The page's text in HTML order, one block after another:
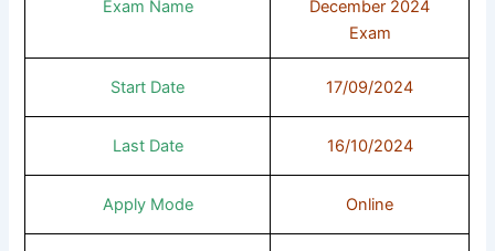
Exam Name
December 2024
Exam
Start Date 17/09/2024
Last Date 16/10/2024
Apply Mode Online